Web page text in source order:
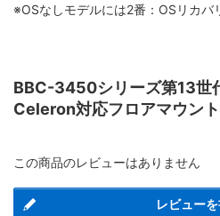
※OSなしモデルには2番：OSリカバ
BBC-3450シリーズ第13世
Celeron対応フロアマウン
この商品のレビューはありません
レビューを